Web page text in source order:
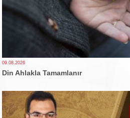
09.08.2026
Din Ahlakla Tamamlanır